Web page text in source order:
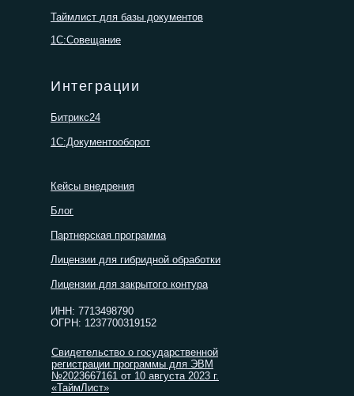
Битрикс24
1С:Документооборот
Интеграции
ИНН: 7713498790
ОГРН: 1237700319152
Свидетельство о государственной
регистрации программы для ЭВМ
№2023667161 от 10 августа 2023 г.
«ТаймЛист»
Блог
Кейсы внедрения
Лицензии для гибридной обработки
Партнерская программа
Лицензии для закрытого контура
1С:Совещание
Таймлист для базы документов